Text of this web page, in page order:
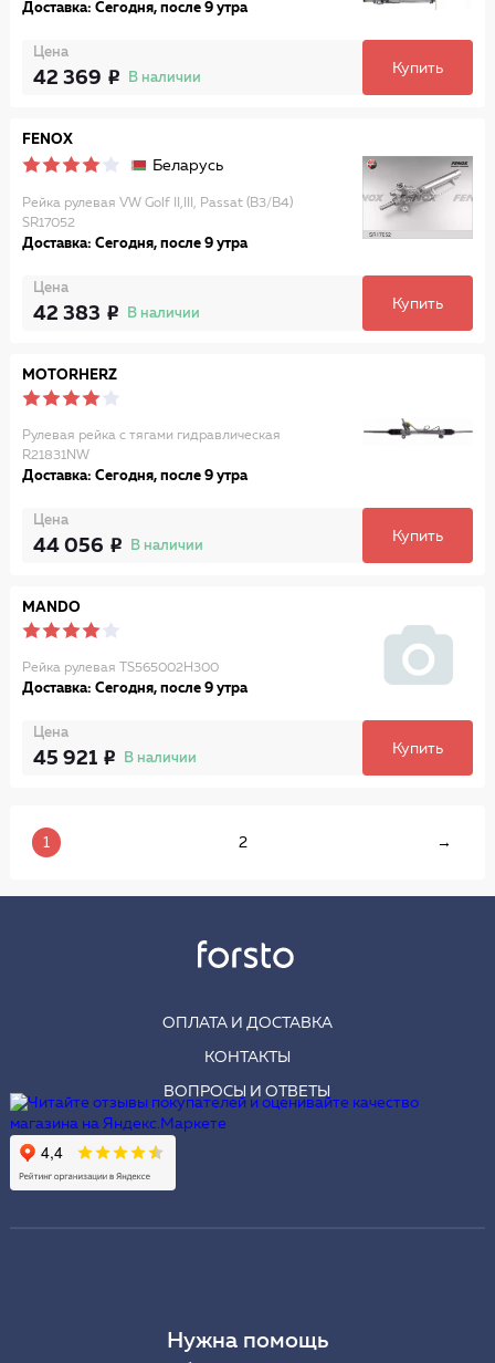
Доставка: Сегодня, после 9 утра
Цена
42 369 В наличии
Купить
FENOX
Беларусь
Рейка рулевая VW Golf II,III, Passat (B3/B4)
SR17052
Доставка: Сегодня, после 9 утра
Цена
42 383 В наличии
Купить
MOTORHERZ
Рулевая рейка с тягами гидравлическая
R21831NW
Доставка: Сегодня, после 9 утра
Цена
44 056 В наличии
Купить
MANDO
Рейка рулевая TS565002H300
Доставка: Сегодня, после 9 утра
Цена
45 921 В наличии
Купить
1 2 →
ОПЛАТА И ДОСТАВКА
КОНТАКТЫ
ВОПРОСЫ И ОТВЕТЫ
Нужна помощь